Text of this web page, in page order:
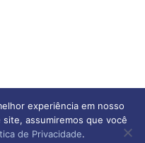
experiência em nosso
assumiremos que você
de Privacidade.